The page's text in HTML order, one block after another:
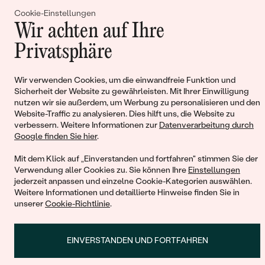
Cookie-Einstellungen
Wir achten auf Ihre
Privatsphäre
Wir verwenden Cookies, um die einwandfreie Funktion und
Sicherheit der Website zu gewährleisten. Mit Ihrer Einwilligung
nutzen wir sie außerdem, um Werbung zu personalisieren und den
Website-Traffic zu analysieren. Dies hilft uns, die Website zu
verbessern. Weitere Informationen zur Datenverarbeitung durch
Google finden Sie hier.
Mit dem Klick auf „Einverstanden und fortfahren" stimmen Sie der
Verwendung aller Cookies zu. Sie können Ihre Einstellungen
jederzeit anpassen und einzelne Cookie-Kategorien auswählen.
Weitere Informationen und detaillierte Hinweise finden Sie in
unsererCookie-Richtlinie.
EINVERSTANDEN UND FORTFAHREN
Edelstein Anhängerbis hin zu opulenten
Edelsteinenbietet der Markt eine breite Palette an Optionen.
Goldkette mit bunten Edelsteinen
sind besonders bei Frauen beliebt, während
Männeroft ein subtileres Design bevorzugen.
Edelsteinanhänger als vielseitige Accessoires
Anhänger EdelsteinundKettenanhänger Edelsteinsind eine
hervorragende Möglichkeit, Edelsteinschmuck dezent zu
Silberkann leicht mit verschiedenen Ketten kombiniert
werden, was sie zu einem vielseitigen Bestandteil jeder
Schmucksammlung macht.
Edelsteine erfordern eine sorgfältige Pflege, um ihre Schönheit
und Wirksamkeit zu bewahren. Die richtigeHalsketten
Warenkorb
Sie haben keinen Artikel im Warenkorb
WEITER EINKAUFEN